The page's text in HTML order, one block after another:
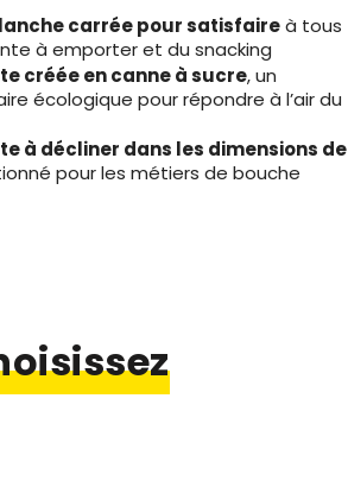
carrée pour satisfaireà tous
à emporter et du snacking
créée en canne à sucre, un
écologique pour répondre à l’air du
à décliner dans les dimensions de
pour les métiers de bouche